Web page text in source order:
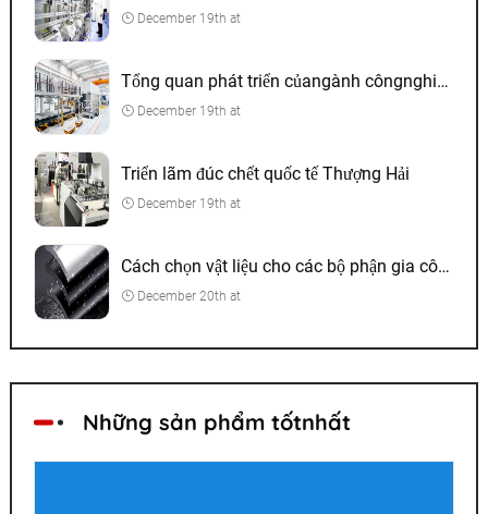
December 19th at
Tổng quan phát triển củangành côngnghiệp đúc chết
December 19th at
Triển lãm đúc chết quốc tế Thượng Hải
December 19th at
Cách chọn vật liệu cho các bộ phận gia công CNC
December 20th at
Những sản phẩm tốtnhất